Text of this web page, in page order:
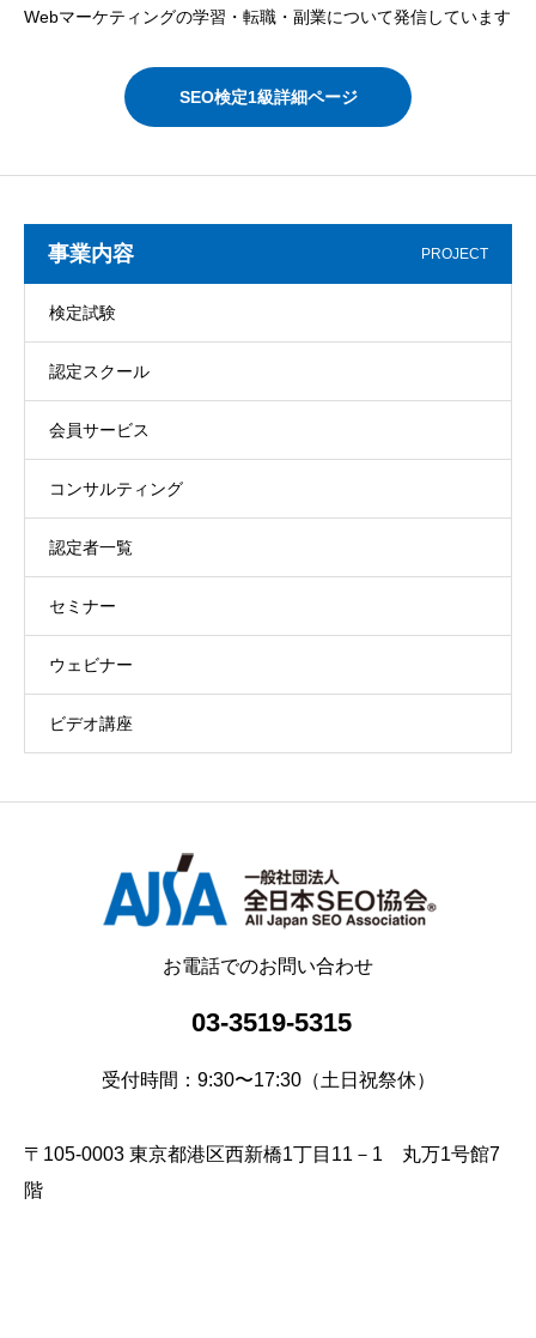
Webマーケティングの学習・転職・副業について発信しています
SEO検定1級詳細ページ
事業内容 PROJECT
検定試験
認定スクール
会員サービス
コンサルティング
認定者一覧
セミナー
ウェビナー
ビデオ講座
お電話でのお問い合わせ
03-3519-5315
受付時間：9:30〜17:30（土日祝祭休）
〒105-0003 東京都港区西新橋1丁目11－1 丸万1号館7
階